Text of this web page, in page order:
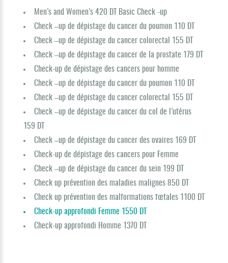
Men’s and Women’s 420 DT Basic Check -up
Check –up de dépistage du cancer du poumon 110 DT
Check –up de dépistage du cancer colorectal 155 DT
Check –up de dépistage du cancer de la prostate 179 DT
Check-up de dépistage des cancers pour homme
Check –up de dépistage du cancer du poumon 110 DT
Check –up de dépistage du cancer colorectal 155 DT
Check –up de dépistage du cancer du col de l’utérus
159 DT
Check –up de dépistage du cancer des ovaires 169 DT
Check-up de dépistage des cancers pour Femme
Check –up de dépistage du cancer du sein 199 DT
Check up prévention des maladies malignes 850 DT
Check up prévention des malformations fœtales 1100 DT
Check-up approfondi Femme 1550 DT
Check-up approfondi Homme 1370 DT